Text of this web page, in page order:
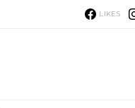
LIKES